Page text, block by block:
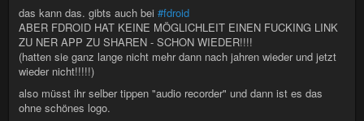
das kann das. gibts auch bei #fdroid
ABER FDROID HAT KEINE MÖGLICHLEIT EINEN FUCKING LINK
ZU NER APP ZU SHAREN - SCHON WIEDER!!!!
(hatten sie ganz lange nicht mehr dann nach jahren wieder und jetzt
wieder nicht!!!!!)
also müsst ihr selber tippen "audio recorder" und dann ist es das
ohne schönes logo.